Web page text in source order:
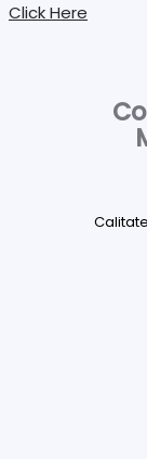
Click Here